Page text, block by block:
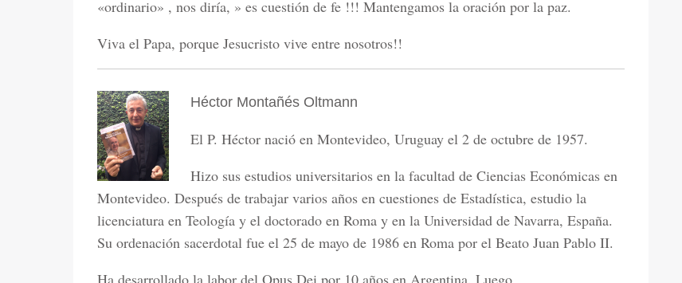
«ordinario» , nos diría, » es cuestión de fe !!! Mantengamos la oración por la paz.
Viva el Papa, porque Jesucristo vive entre nosotros!!
Héctor Montañés Oltmann
El P. Héctor nació en Montevideo, Uruguay el 2 de octubre de 1957.
Hizo sus estudios universitarios en la facultad de Ciencias Económicas en
Montevideo. Después de trabajar varios años en cuestiones de Estadística, estudio la
licenciatura en Teología y el doctorado en Roma y en la Universidad de Navarra, España.
Su ordenación sacerdotal fue el 25 de mayo de 1986 en Roma por el Beato Juan Pablo II.
Ha desarrollado la labor del Opus Dei por 10 años en Argentina. Luego